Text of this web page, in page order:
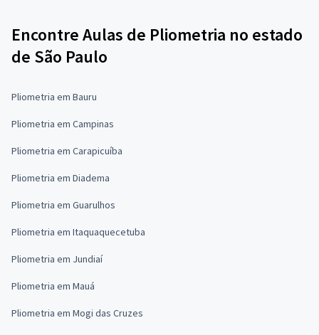
Encontre Aulas de Pliometria no estado
de São Paulo
Pliometria em Bauru
Pliometria em Campinas
Pliometria em Carapicuíba
Pliometria em Diadema
Pliometria em Guarulhos
Pliometria em Itaquaquecetuba
Pliometria em Jundiaí
Pliometria em Mauá
Pliometria em Mogi das Cruzes